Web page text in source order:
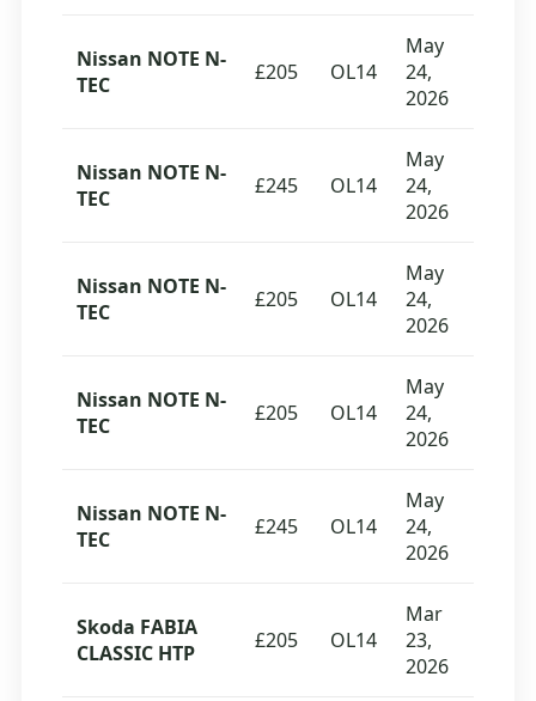
Nissan NOTE N-
TEC
£205 OL14
May
24,
2026
Nissan NOTE N-
TEC
£245 OL14
May
24,
2026
Nissan NOTE N-
TEC
£205 OL14
May
24,
2026
Nissan NOTE N-
TEC
£205 OL14
May
24,
2026
Nissan NOTE N-
TEC
£245 OL14
May
24,
2026
Skoda FABIA
CLASSIC HTP
£205 OL14
Mar
23,
2026